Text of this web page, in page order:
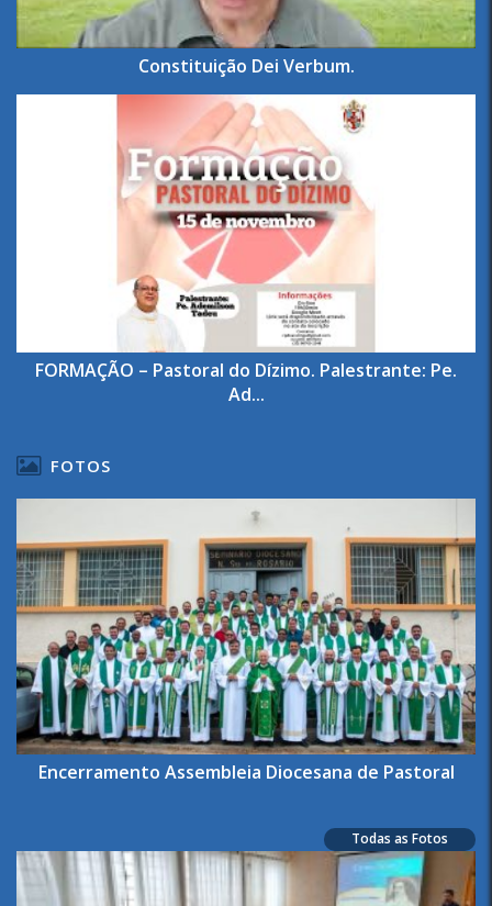
Constituição Dei Verbum.
FORMAÇÃO – Pastoral do Dízimo. Palestrante: Pe.
Ad...
FOTOS
Encerramento Assembleia Diocesana de Pastoral
Todas as Fotos